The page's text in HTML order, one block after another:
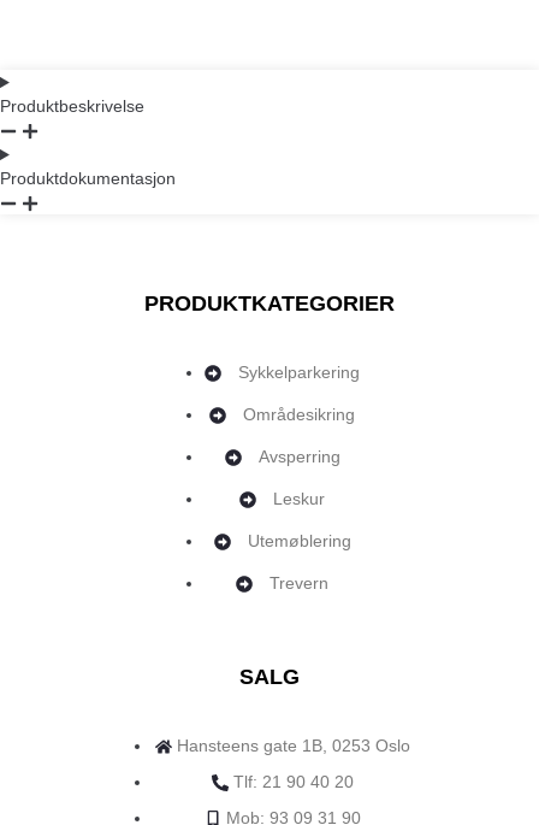
Produktbeskrivelse
Produktdokumentasjon
PRODUKTKATEGORIER
Sykkelparkering
Områdesikring
Avsperring
Leskur
Utemøblering
Trevern
SALG
Hansteens gate 1B, 0253 Oslo
Tlf: 21 90 40 20
Mob: 93 09 31 90